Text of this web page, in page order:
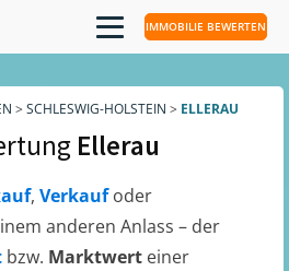
IMMOBILIE BEWERTEN
> SCHLESWIG-HOLSTEIN > ELLERAU
Ellerau
, Verkaufoder
anderen Anlass – der
bzw. Marktwert einer